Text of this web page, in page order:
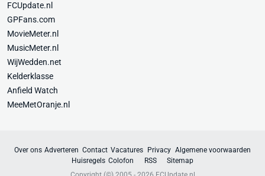
FCUpdate.nl
GPFans.com
MovieMeter.nl
MusicMeter.nl
WijWedden.net
Kelderklasse
Anfield Watch
MeeMetOranje.nl
Over ons Adverteren Contact Vacatures Privacy Algemene voorwaarden
Huisregels Colofon RSS
Sitemap